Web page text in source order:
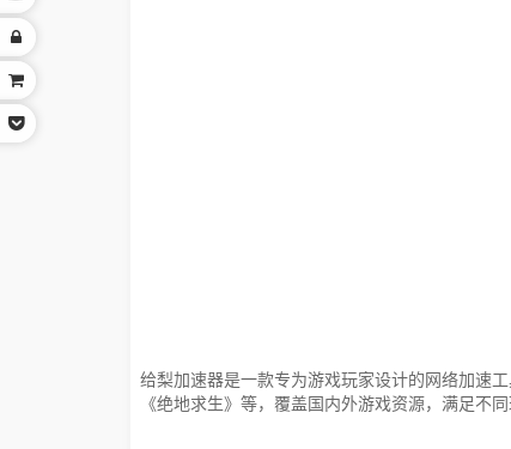
给梨加速器是一款专为游戏玩家设计的网络加速
《绝地求生》等，覆盖国内外游戏资源，满足不同